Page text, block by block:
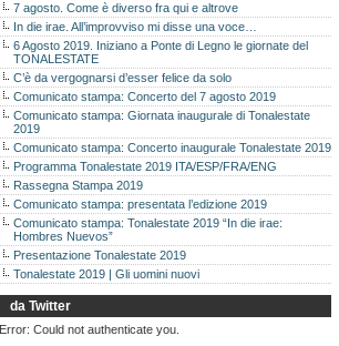
7 agosto. Come è diverso fra qui e altrove
In die irae. All’improvviso mi disse una voce…
6 Agosto 2019. Iniziano a Ponte di Legno le giornate del
TONALESTATE
C’è da vergognarsi d’esser felice da solo
Comunicato stampa: Concerto del 7 agosto 2019
Comunicato stampa: Giornata inaugurale di Tonalestate
2019
Comunicato stampa: Concerto inaugurale Tonalestate 2019
Programma Tonalestate 2019 ITA/ESP/FRA/ENG
Rassegna Stampa 2019
Comunicato stampa: presentata l’edizione 2019
Comunicato stampa: Tonalestate 2019 “In die irae:
Hombres Nuevos”
Presentazione Tonalestate 2019
Tonalestate 2019 | Gli uomini nuovi
da Twitter
Error: Could not authenticate you.